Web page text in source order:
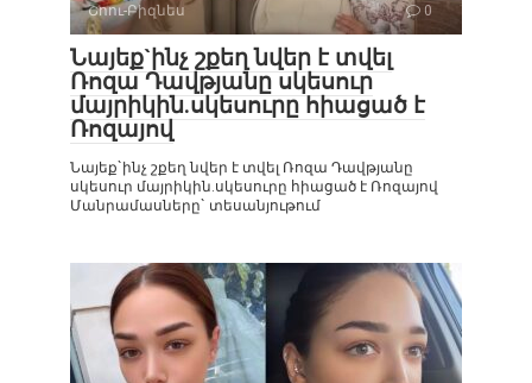
Շոու-Բիզնես 0
Նայեք`ինչ շքեղ նվեր է տվել
Ռոզա Դավթյանը սկեսուր
մայրիկին.սկեսուրը հիացած է
Ռոզայով
Նայեք`ինչ շքեղ նվեր է տվել Ռոզա Դավթյանը
սկեսուր մայրիկին.սկեսուրը հիացած է Ռոզայով
Մանրամասները` տեսանյութում